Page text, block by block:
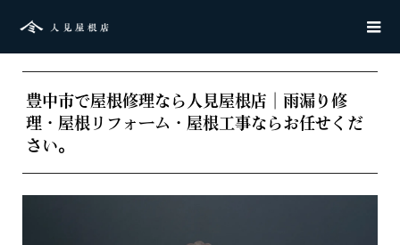
豊中市で屋根修理なら人見屋根店｜雨漏り修
理・屋根リフォーム・屋根工事ならお任せくだ
さい。